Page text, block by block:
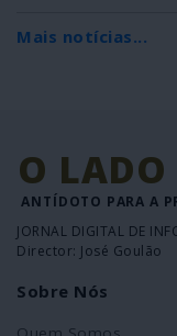
Mais notícias...
O LADO
ANTÍDOTO PARA A
JORNAL DIGITAL DE
Director: José Goulão
Sobre Nós